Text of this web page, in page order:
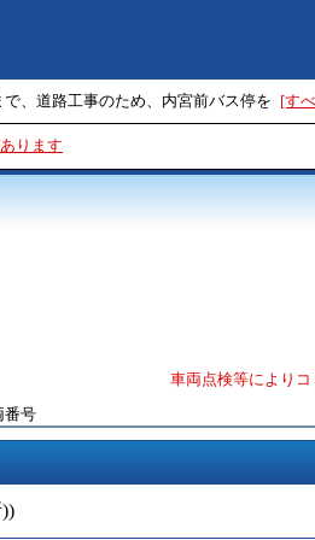
で、道路工事のため、内宮前バス停を [す
ります
車両点検等により
番号
)